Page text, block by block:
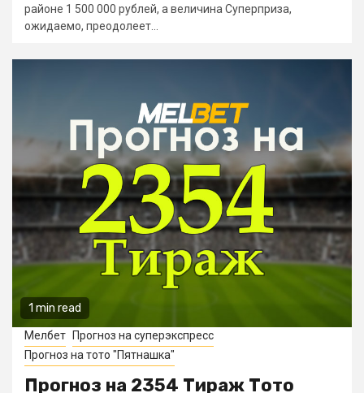
районе 1 500 000 рублей, а величина Суперприза,
ожидаемо, преодолеет...
1 min read
Мелбет
Прогноз на суперэкспресс
Прогноз на тото "Пятнашка"
Прогноз на 2354 Тираж Тото